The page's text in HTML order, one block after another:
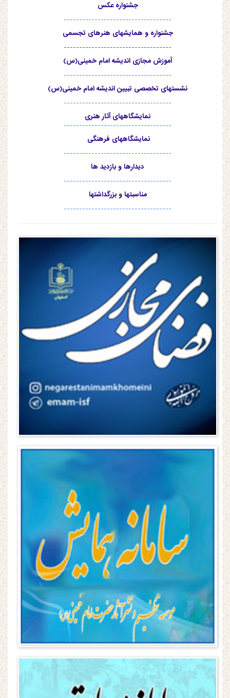
جشنواره عکس
-----------------------------------
جشنواره و همایشهای هنرهای تجسمی
-----------------------------------
آموزش مجازی اندیشه امام خمینی(س)
-----------------------------------
نشستهای تخصصی تبیین اندیشه امام خمینی(س)
-----------------------------------
نمایشگاههای آثار هنری
-----------------------------------
نمایشگاههای فرهنگی
-----------------------------------
دیدارها و بازدید ها
-----------------------------------
مناسبتها و بزرگداشتها
-----------------------------------